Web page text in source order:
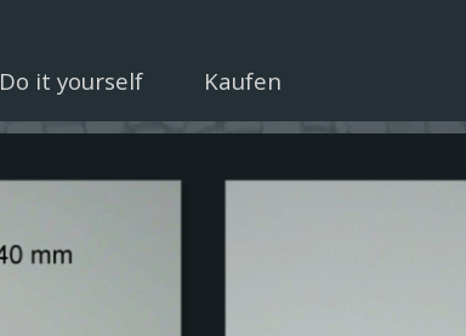
Menü überspringen
Do it yourself Kaufen